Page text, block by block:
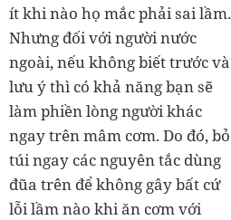
ít khi nào họ mắc phải sai lầm.
Nhưng đối với người nước
ngoài, nếu không biết trước và
lưu ý thì có khả năng bạn sẽ
làm phiền lòng người khác
ngay trên mâm cơm. Do đó, bỏ
túi ngay các nguyên tắc dùng
đũa trên để không gây bất cứ
lỗi lầm nào khi ăn cơm với